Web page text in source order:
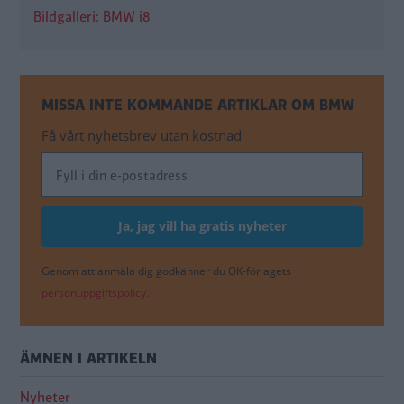
Bildgalleri: BMW i8
MISSA INTE KOMMANDE ARTIKLAR OM BMW
Få vårt nyhetsbrev utan kostnad
Genom att anmäla dig godkänner du OK-förlagets
personuppgiftspolicy.
ÄMNEN I ARTIKELN
Nyheter